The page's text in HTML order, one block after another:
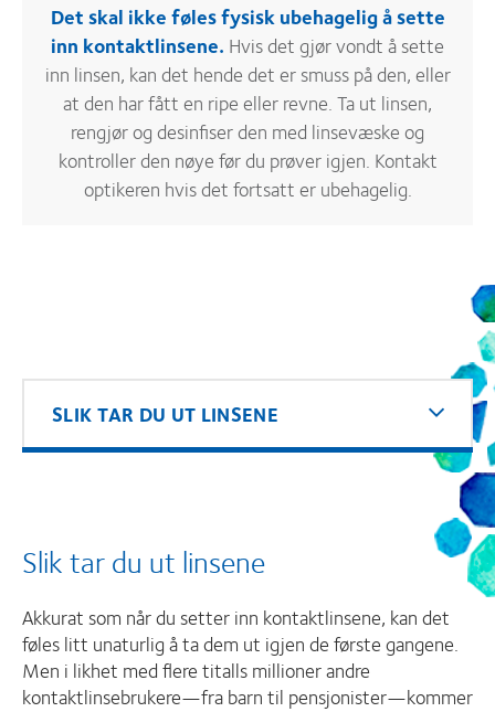
Det skal ikke føles fysisk ubehagelig å sette
inn kontaktlinsene. Hvis det gjør vondt å sette
inn linsen, kan det hende det er smuss på den, eller
at den har fått en ripe eller revne. Ta ut linsen,
rengjør og desinfiser den med linsevæske og
kontroller den nøye før du prøver igjen. Kontakt
optikeren hvis det fortsatt er ubehagelig.
SLIK TAR DU UT LINSENE
Slik tar du ut linsene
Akkurat som når du setter inn kontaktlinsene, kan det
føles litt unaturlig å ta dem ut igjen de første gangene.
Men i likhet med flere titalls millioner andre
kontaktlinsebrukere—fra barn til pensjonister—kommer